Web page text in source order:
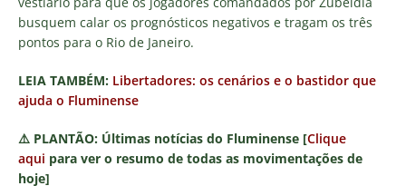
busquem calar os prognósticos negativos e tragam os três
pontos para o Rio de Janeiro.
LEIA TAMBÉM: Libertadores: os cenários e o bastidor que
ajuda o Fluminense
⚠️ PLANTÃO: Últimas notícias do Fluminense [Clique
aqui para ver o resumo de todas as movimentações de
hoje]